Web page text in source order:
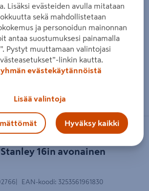
16in avonainen
EAN-koodi: 3253561961830
Lisäksi evästeiden avulla mitataan
sekä mahdollistetaan
ja personoidun mainonnan
antaa suostumuksesi painamalla
Pystyt muuttamaan valintojasi
linkin kautta.
evästekäytännöistä
Lisää valintoja
Hyväksy kaikki